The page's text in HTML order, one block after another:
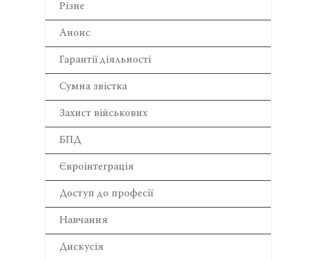
Різне
Анонс
Гарантії діяльності
Сумна звістка
Захист військових
БПД
Євроінтеграція
Доступ до професії
Навчання
Дискусія